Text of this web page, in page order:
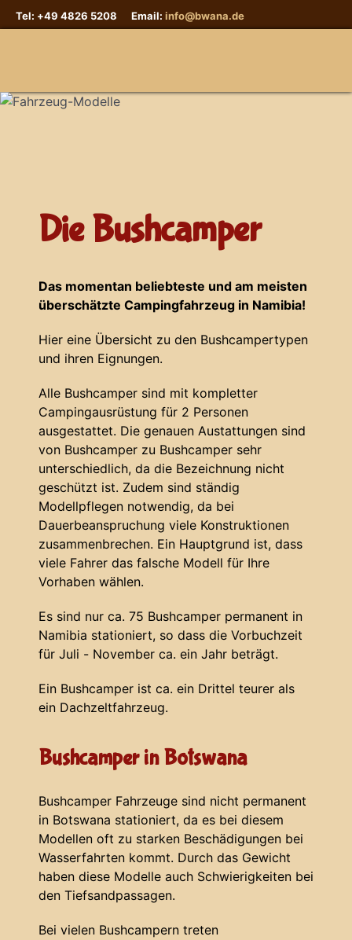
Tel: +49 4826 5208 Email: info@bwana.de
Sprache auswählen
Die Bushcamper
Das momentan beliebteste und am meisten
überschätzte Campingfahrzeug in Namibia!
Hier eine Übersicht zu den Bushcampertypen
und ihren Eignungen.
Alle Bushcamper sind mit kompletter
Campingausrüstung für 2 Personen
ausgestattet. Die genauen Austattungen sind
von Bushcamper zu Bushcamper sehr
unterschiedlich, da die Bezeichnung nicht
geschützt ist. Zudem sind ständig
Modellpflegen notwendig, da bei
Dauerbeanspruchung viele Konstruktionen
zusammenbrechen. Ein Hauptgrund ist, dass
viele Fahrer das falsche Modell für Ihre
Vorhaben wählen.
Es sind nur ca. 75 Bushcamper permanent in
Namibia stationiert, so dass die Vorbuchzeit
für Juli - November ca. ein Jahr beträgt.
Ein Bushcamper ist ca. ein Drittel teurer als
ein Dachzeltfahrzeug.
Bushcamper in Botswana
Bushcamper Fahrzeuge sind nicht permanent
in Botswana stationiert, da es bei diesem
Modellen oft zu starken Beschädigungen bei
Wasserfahrten kommt. Durch das Gewicht
haben diese Modelle auch Schwierigkeiten bei
den Tiefsandpassagen.
Bei vielen Bushcampern treten